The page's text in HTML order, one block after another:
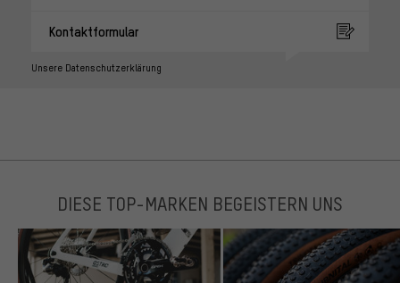
Kontaktformular
Unsere Datenschutzerklärung
DIESE TOP-MARKEN BEGEISTERN UNS